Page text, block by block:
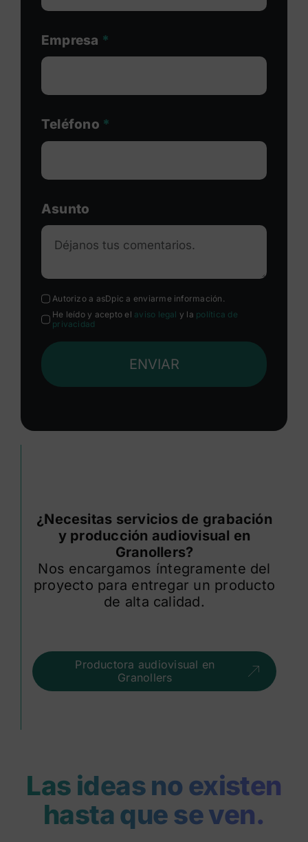
Empresa *
Teléfono *
Asunto
Autorizo a asDpic a enviarme información.
He leído y acepto el aviso legal y la política de
privacidad
ENVIAR
¿Necesitas servicios de grabación
y producción audiovisual en
Granollers?
Nos encargamos íntegramente del
proyecto para entregar un producto
de alta calidad.
Productora audiovisual en
Granollers
Las ideas no existen
hasta que se ven.